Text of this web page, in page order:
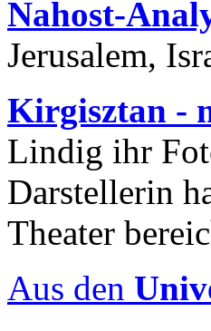
Nahost-
Jerusalem,
Kirgisztan -
Lindig ihr
Darstellerin
Theater
Aus den